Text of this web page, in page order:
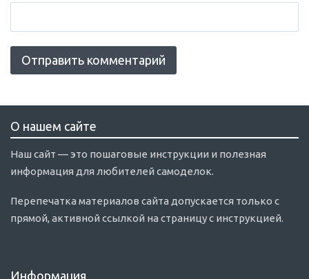
О нашем сайте
Наш сайт — это пошаговые инструкции и полезная
информация для любителей самоделок.
Перепечатка материалов сайта допускается только с
прямой, активной ссылкой на страницу с инструкцией.
Информация